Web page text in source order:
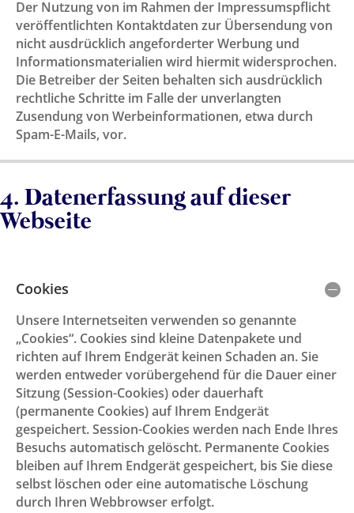
Der Nutzung von im Rahmen der Impressumspflicht
veröffentlichten Kontaktdaten zur Übersendung von
nicht ausdrücklich angeforderter Werbung und
Informationsmaterialien wird hiermit widersprochen.
Die Betreiber der Seiten behalten sich ausdrücklich
rechtliche Schritte im Falle der unverlangten
Zusendung von Werbeinformationen, etwa durch
Spam-E-Mails, vor.
4. Datenerfassung auf dieser
Webseite
Cookies
Unsere Internetseiten verwenden so genannte
„Cookies“. Cookies sind kleine Datenpakete und
richten auf Ihrem Endgerät keinen Schaden an. Sie
werden entweder vorübergehend für die Dauer einer
Sitzung (Session-Cookies) oder dauerhaft
(permanente Cookies) auf Ihrem Endgerät
gespeichert. Session-Cookies werden nach Ende Ihres
Besuchs automatisch gelöscht. Permanente Cookies
bleiben auf Ihrem Endgerät gespeichert, bis Sie diese
selbst löschen oder eine automatische Löschung
durch Ihren Webbrowser erfolgt.